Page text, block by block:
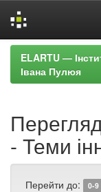
Skip
navigation
ELARTU —
Івана Пулюя
- Теми
Перейти до: 0-9